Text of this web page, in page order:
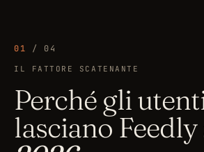
01 / 04
IL FATTORE SCATENANTE
Perché gli
lasciano Feedly